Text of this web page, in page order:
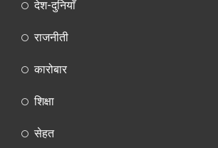
देश-दुनियाँ
राजनीती
कारोबार
शिक्षा
सेहत